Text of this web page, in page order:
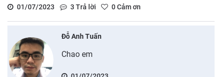
01/07/2023
3 Trả lời 0Cảm ơn
Đỗ Anh Tuấn
Chao em